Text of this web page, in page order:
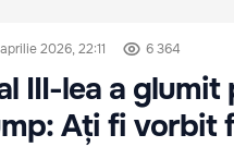
2026, 22:11 6 364
III-lea a glumit
Ați fi vorbit